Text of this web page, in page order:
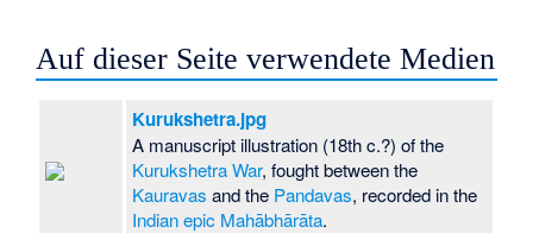
Auf dieser Seite verwendete Medien
Kurukshetra.jpg
A manuscript illustration (18th c.?) of the
Kurukshetra War, fought between the
Kauravas and the Pandavas, recorded in the
Indian epic Mahābhārāta.